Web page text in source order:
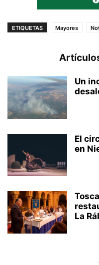
ETIQUETAS Mayores
Un
El
en
La